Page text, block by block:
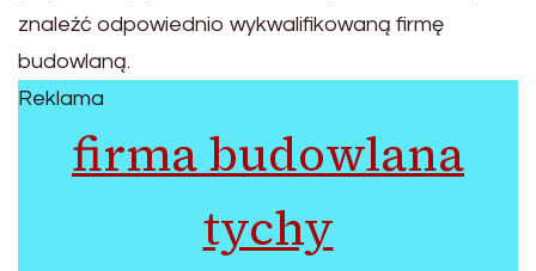
znaleźć odpowiednio wykwalifikowaną firmę
budowlaną.
Reklama
firma budowlana
tychy